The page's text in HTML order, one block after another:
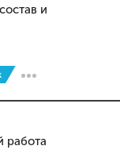
и
работа